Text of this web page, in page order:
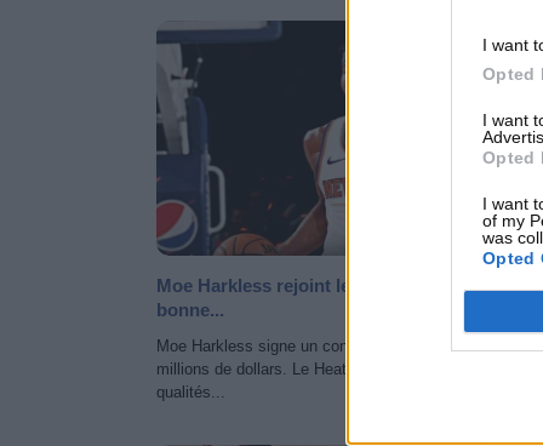
I want
Opted
I want
Opted
I want
of my
was
Opted
NEWS
Moe Harkless rejoint le Heat, un deal qui sent
bonne...
Moe Harkless signe un contrat d'un an à Miami pour
millions de dollars. Le Heat récupère un ailier aux
qualités...